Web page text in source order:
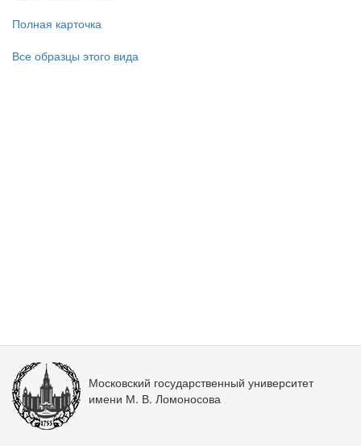
Полная карточка
Все образцы этого вида
Московский государственный университет
имени М. В. Ломоносова